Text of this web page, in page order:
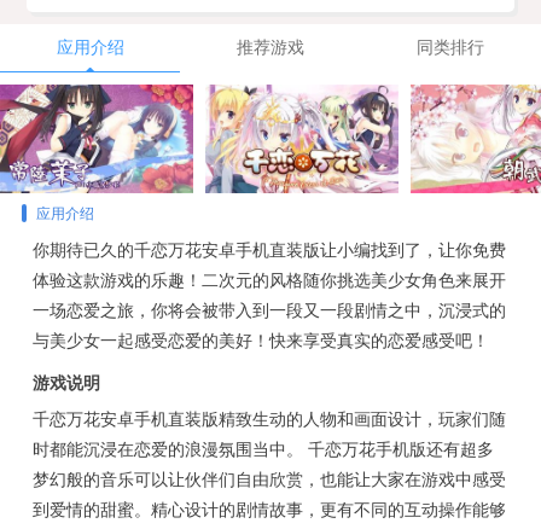
应用介绍 推荐游戏 同类排行
应用介绍
你期待已久的千恋万花安卓手机直装版让小编找到了，让你免费
体验这款游戏的乐趣！二次元的风格随你挑选美少女角色来展开
一场恋爱之旅，你将会被带入到一段又一段剧情之中，沉浸式的
与美少女一起感受恋爱的美好！快来享受真实的恋爱感受吧！
游戏说明
千恋万花安卓手机直装版精致生动的人物和画面设计，玩家们随
时都能沉浸在恋爱的浪漫氛围当中。 千恋万花手机版还有超多
梦幻般的音乐可以让伙伴们自由欣赏，也能让大家在游戏中感受
到爱情的甜蜜。精心设计的剧情故事，更有不同的互动操作能够